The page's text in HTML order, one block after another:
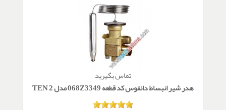
تماس بگیرید
هدر شیر انبساط دانفوس کد قطعه 068Z3349 مدل TEN 2